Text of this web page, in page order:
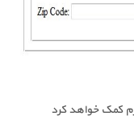
کمک خواهد کرد